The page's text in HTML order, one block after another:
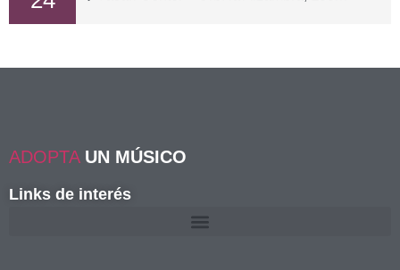
ADOPTA UN MÚSICO
Links de interés